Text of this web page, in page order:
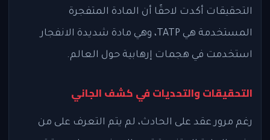
التحقيقات أكدت لاحقًا أن المادة المتفجرة
المستخدمة هي TATP، وهي مادة شديدة الانفجار
استخدمت في هجمات إرهابية حول العالم.
التحقيقات والتحديات في كشف الجاني
رغم مرور عقد على الحادث، لم يتم التعرف على من